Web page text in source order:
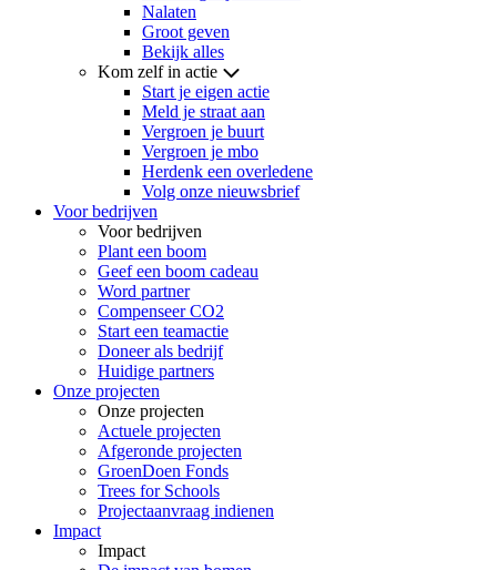
Nalaten
Groot geven
Bekijk alles
Kom zelf in actie
Start je eigen actie
Meld je straat aan
Vergroen je buurt
Vergroen je mbo
Herdenk een overledene
Volg onze nieuwsbrief
Voor bedrijven
Voor bedrijven
Plant een boom
Geef een boom cadeau
Word partner
Compenseer CO2
Start een teamactie
Doneer als bedrijf
Huidige partners
Onze projecten
Onze projecten
Actuele projecten
Afgeronde projecten
GroenDoen Fonds
Trees for Schools
Projectaanvraag indienen
Impact
Impact